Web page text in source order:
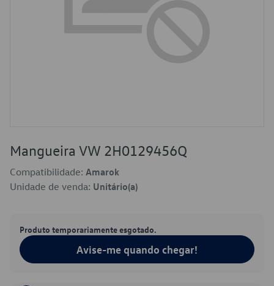
Mangueira VW 2H0129456Q
Compatibilidade: Amarok
Unidade de venda: Unitário(a)
Produto temporariamente esgotado.
Avise-me quando chegar!